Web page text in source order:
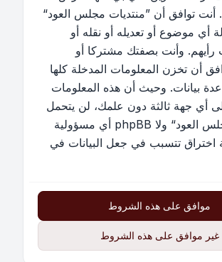
أنت توافق أن ”منتديات مجلس العود“
أي موضوع أو تعديله أو نقله أو
وأنت بصفتك مشتركا أو
أن تخزن المعلومات المدخلة كلها
بيانات. وحيث أن هذه المعلومات
أي جهة ثالثة دون علمك، لن يتحمل
”منتديات مجلس العود“ ولا phpBB أي مسؤولية
اختراق تتسبب في جعل البيانات في
موافق على هذه الشروط
غير موافق على هذه الشروط